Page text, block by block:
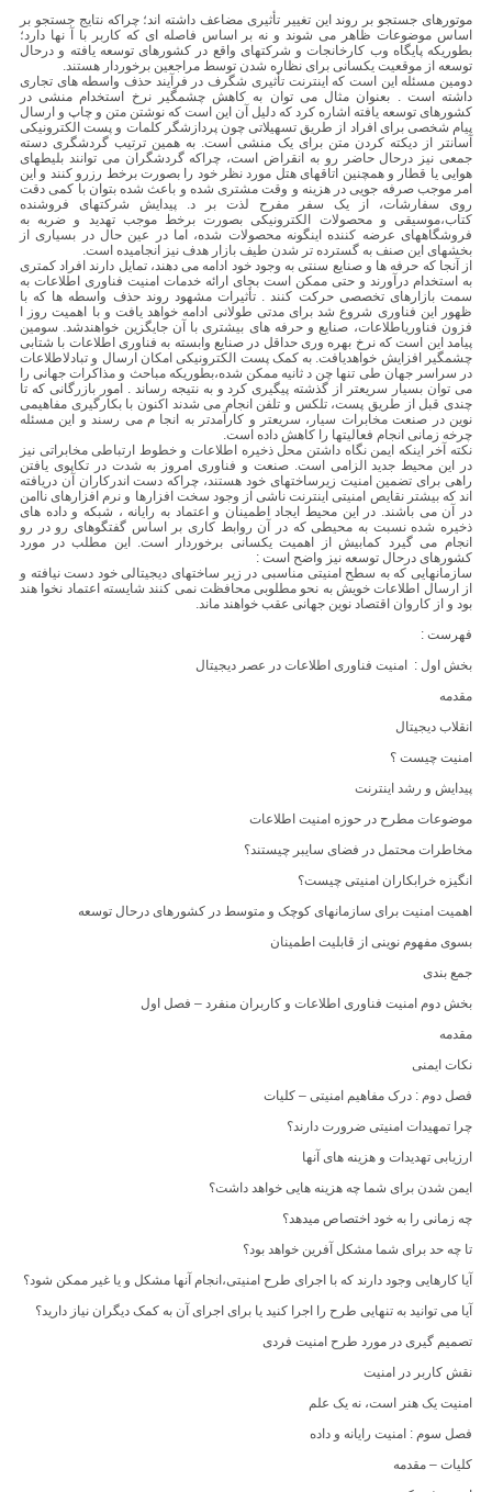
موتورهای جستجو بر روند این تغییر تأثیری مضاعف داشته اند؛ چراکه نتایج جستجو بر
اساس موضوعات ظاهر می شوند و نه بر اساس فاصله ای که کاربر با آ نها دارد؛
بطوریکه پایگاه وب کارخانجات و شرکتهای واقع در کشورهای توسعه یافته و درحال
توسعه از موقعیت یکسانی برای نظاره شدن توسط مراجعین برخوردار هستند.
دومین مسئله این است که اینترنت تأثیری شگرف در فرآیند حذف واسطه های تجاری
داشته است . بعنوان مثال می توان به کاهش چشمگیر نرخ استخدام منشی در
کشورهای توسعه یافته اشاره کرد که دلیل آن این است که نوشتن متن و چاپ و ارسال
پیام شخصی برای افراد از طریق تسهیلاتی چون پردازشگر کلمات و پست الکترونیکی
آسانتر از دیکته کردن متن برای یک منشی است. به همین ترتیب گردشگری دسته
جمعی نیز درحال حاضر رو به انقراض است، چراکه گردشگران می توانند بلیطهای
هوایی یا قطار و همچنین اتاقهای هتل مورد نظر خود را بصورت برخط رزرو کنند و این
امر موجب صرفه جویی در هزینه و وقت مشتری شده و باعث شده بتوان با کمی دقت
روی سفارشات، از یک سفر مفرح لذت بر د. پیدایش شرکتهای فروشنده
کتاب،موسیقی و محصولات الکترونیکی بصورت برخط موجب تهدید و ضربه به
فروشگاههای عرضه کننده اینگونه محصولات شده، اما در عین حال در بسیاری از
بخشهای این صنف به گسترده تر شدن طیف بازار هدف نیز انجامیده است.
از آنجا که حرفه ها و صنایع سنتی به وجود خود ادامه می دهند، تمایل دارند افراد کمتری
به استخدام درآورند و حتی ممکن است بجای ارائه خدمات امنیت فناوری اطلاعات‎ به
سمت بازارهای تخصصی حرکت کنند . تأثیرات مشهود روند حذف واسطه ها که با
ظهور این فناوری شروع شد برای مدتی طولانی ادامه خواهد یافت و با اهمیت روز ا
فزون فناوریاطلاعات، صنایع و حرفه های بیشتری با آن جایگزین خواهندشد. سومین
پیامد این است که نرخ بهره وری حداقل در صنایع وابسته به فناوری اطلاعات با شتابی
چشمگیر افزایش خواهدیافت. به کمک پست الکترونیکی امکان ارسال و تبادلاطلاعات
در سراسر جهان طی تنها چن د ثانیه ممکن شده،بطوریکه مباحث و مذاکرات جهانی را
می توان بسیار سریعتر از گذشته پیگیری کرد و به نتیجه رساند . امور بازرگانی که تا
چندی قبل از طریق پست، تلکس و تلفن انجام می شدند اکنون با بکارگیری مفاهیمی
نوین در صنعت مخابرات سیار، سریعتر و کارآمدتر به انجا م می رسند و این مسئله
چرخه زمانی انجام فعالیتها را کاهش داده است.
نکته آخر اینکه ایمن نگاه داشتن محل ذخیره اطلاعات و خطوط ارتباطی مخابراتی نیز
در این محیط جدید الزامی است. صنعت و فناوری امروز به شدت در تکاپوی یافتن
راهی برای تضمین امنیت زیرساختهای خود هستند، چراکه دست اندرکاران آن دریافته
اند که بیشتر نقایص امنیتی اینترنت ناشی از وجود سخت افزارها و نرم افزارهای ناامن
در آن می باشند. در این محیط ایجاد اطمینان و اعتماد به رایانه ، شبکه و داده های
ذخیره شده نسبت به محیطی که در آن روابط کاری بر اساس گفتگوهای رو در رو
انجام می گیرد کمابیش از اهمیت یکسانی برخوردار است. این مطلب در مورد
کشورهای درحال توسعه نیز واضح است :
سازمانهایی که به سطح امنیتی مناسبی در زیر ساختهای دیجیتالی خود دست نیافته و
از ارسال اطلاعات خویش به نحو مطلوبی محافظت نمی کنند شایسته اعتماد نخوا هند
بود و از کاروان اقتصاد نوین جهانی عقب خواهند ماند.
فهرست :
بخش اول : امنیت فناوری اطلاعات در عصر دیجیتال
مقدمه
انقلاب دیجیتال
امنیت چیست ؟
پیدایش و رشد اینترنت
موضوعات مطرح در حوزه امنیت اطلاعات
مخاطرات محتمل در فضای سایبر چیستند؟
انگیزه خرابکاران امنیتی چیست؟
اهمیت امنیت برای سازمانهای کوچک و متوسط در کشورهای درحال توسعه
بسوی مفهوم نوینی از قابلیت اطمینان
جمع بندی
بخش دوم امنیت فناوری اطلاعات و کاربران منفرد – فصل اول
مقدمه
نکات ایمنی
فصل دوم : درک مفاهیم امنیتی – کلیات
چرا تمهیدات امنیتی ضرورت دارند؟
ارزیابی تهدیدات و هزینه های آنها
ایمن شدن برای شما چه هزینه هایی خواهد داشت؟
چه زمانی را به خود اختصاص میدهد؟
تا چه حد برای شما مشکل آفرین خواهد بود؟
آیا کارهایی وجود دارند که با اجرای طرح امنیتی،انجام آنها مشکل و یا غیر ممکن شود؟
آیا می توانید به تنهایی طرح را اجرا کنید یا برای اجرای آن به کمک دیگران نیاز دارید؟
تصمیم گیری در مورد طرح امنیت فردی
نقش کاربر در امنیت
امنیت یک هنر است، نه یک علم
فصل سوم : امنیت رایانه و داده
کلیات – مقدمه